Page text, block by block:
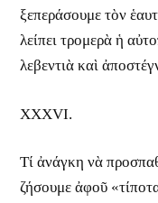
ξεπεράσουμε τὸν
λείπει τρομερὰ ἡ
λεβεντιὰ καὶ
XXXVI.
Τί ἀνάγκη νὰ
ζήσουμε ἀφοῦ